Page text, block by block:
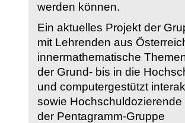
werden können.
Ein aktuelles Projekt der
mit Lehrenden aus
innermathematische
der Grund- bis in die
und computergestützt
sowie
der Pentagramm-Gruppe